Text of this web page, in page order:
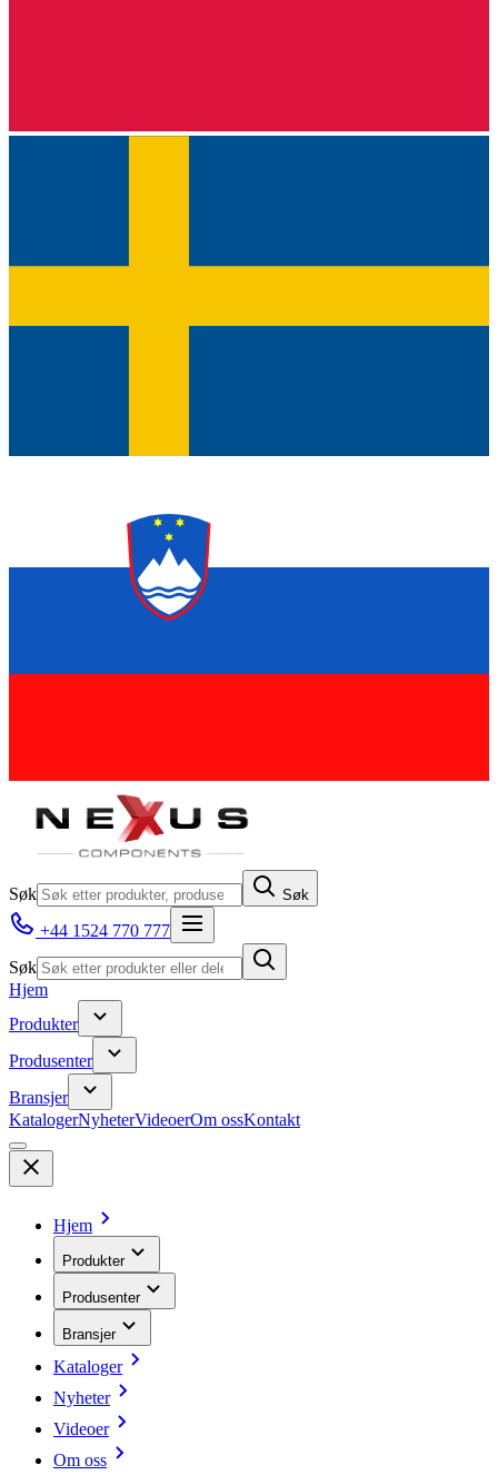
Søk Søk
+44 1524 770 777
Søk
Hjem
Produkter
Produsenter
Bransjer
KatalogerNyheterVideoerOm ossKontakt
Hjem
Produkter
Produsenter
Bransjer
Kataloger
Nyheter
Videoer
Om oss